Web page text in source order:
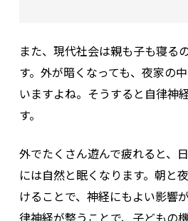
また、現代社会は親も子も寝る
す。外が暗くなっても、夜家の
いますよね。そうすると自律神
す。
外でたくさん遊んで疲れると、
には自然と眠くなります。朝と
けることで、神経にもよい影響